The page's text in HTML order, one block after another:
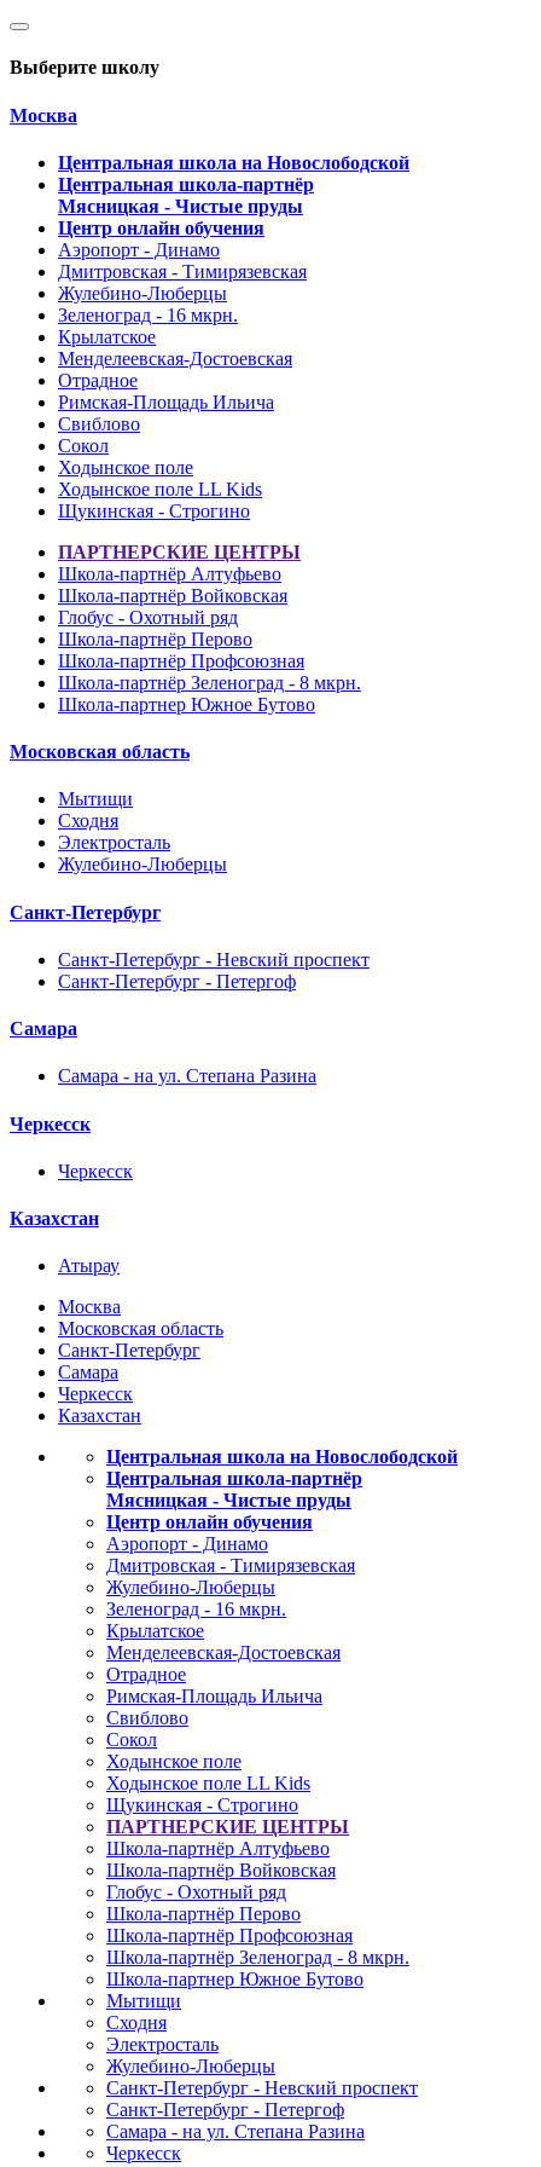
Выберите школу
Москва
Центральная школа на Новослободской
Центральная школа-партнёр
Мясницкая - Чистые пруды
Центр онлайн обучения
Аэропорт - Динамо
Дмитровская - Тимирязевская
Жулебино-Люберцы
Зеленоград - 16 мкрн.
Крылатское
Менделеевская-Достоевская
Отрадное
Римская-Площадь Ильича
Свиблово
Сокол
Ходынское поле
Ходынское поле LL Kids
Щукинская - Строгино
ПАРТНЕРСКИЕ ЦЕНТРЫ
Школа-партнёр Алтуфьево
Школа-партнёр Войковская
Глобус - Охотный ряд
Школа-партнёр Перово
Школа-партнёр Профсоюзная
Школа-партнёр Зеленоград - 8 мкрн.
Школа-партнер Южное Бутово
Московская область
Мытищи
Сходня
Электросталь
Жулебино-Люберцы
Санкт-Петербург
Санкт-Петербург - Невский проспект
Санкт-Петербург - Петергоф
Самара
Самара - на ул. Степана Разина
Черкесск
Черкесск
Казахстан
Атырау
Москва
Московская область
Санкт-Петербург
Самара
Черкесск
Казахстан
Центральная школа на Новослободской
Центральная школа-партнёр
Мясницкая - Чистые пруды
Центр онлайн обучения
Аэропорт - Динамо
Дмитровская - Тимирязевская
Жулебино-Люберцы
Зеленоград - 16 мкрн.
Крылатское
Менделеевская-Достоевская
Отрадное
Римская-Площадь Ильича
Свиблово
Сокол
Ходынское поле
Ходынское поле LL Kids
Щукинская - Строгино
ПАРТНЕРСКИЕ ЦЕНТРЫ
Школа-партнёр Алтуфьево
Школа-партнёр Войковская
Глобус - Охотный ряд
Школа-партнёр Перово
Школа-партнёр Профсоюзная
Школа-партнёр Зеленоград - 8 мкрн.
Школа-партнер Южное Бутово
Мытищи
Сходня
Электросталь
Жулебино-Люберцы
Санкт-Петербург - Невский проспект
Санкт-Петербург - Петергоф
Самара - на ул. Степана Разина
Черкесск